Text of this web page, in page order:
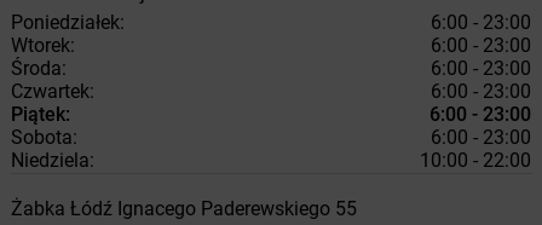
Poniedziałek:
6:00 - 23:00
Wtorek:
6:00 - 23:00
Środa:
6:00 - 23:00
Czwartek:
6:00 - 23:00
Piątek:
6:00 - 23:00
Sobota:
6:00 - 23:00
Niedziela:
10:00 - 22:00
Żabka Łódź Ignacego Paderewskiego 55